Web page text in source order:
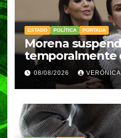
ESTADO POLÍTICA PORTADA
Morena
temporalmente
partidarios de
y Graciela
08/08/2026